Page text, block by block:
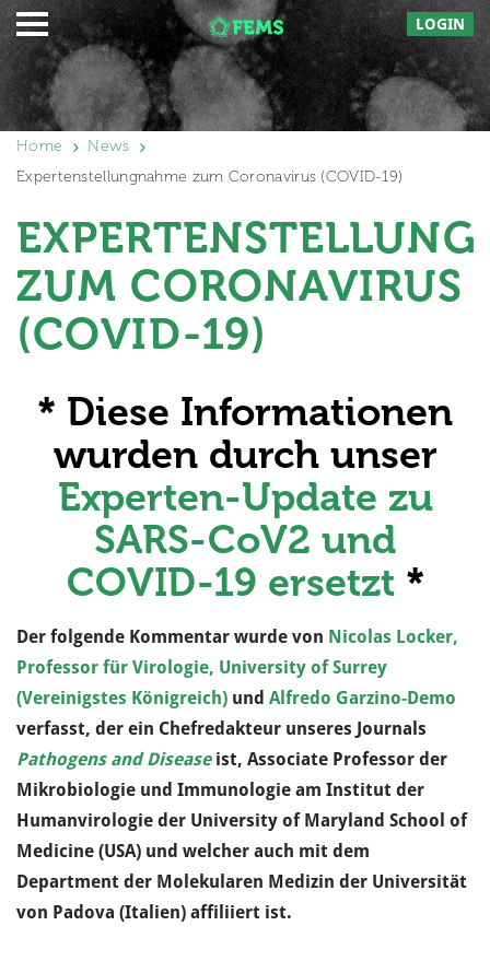
LOGIN
Home
News
Expertenstellungnahme zum Coronavirus (COVID-19)
ZUM CORONAVIRUS
(COVID-19)
* Diese Informationen
wurden durch unser
Experten-Update zu
SARS-CoV2 und
COVID-19 ersetzt *
Der folgende Kommentar wurde von Nicolas Locker,
Professor für Virologie, University of Surrey
(Vereinigstes Königreich) und Alfredo Garzino-Demo
verfasst, der ein Chefredakteur unseres Journals
Pathogens and Diseaseist, Associate Professor der
Mikrobiologie und Immunologie am Institut der
Humanvirologie der University of Maryland School of
Medicine (USA) und welcher auch mit dem
Department der Molekularen Medizin der Universität
von Padova (Italien) affiliiert ist.